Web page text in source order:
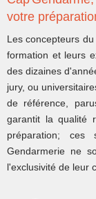
votre
Les concepteurs
formation et leurs
des dizaines
jury, ou
de référence,
garantit la qualité
préparation; ces
Gendarmerie ne
l'exclusivité de leur